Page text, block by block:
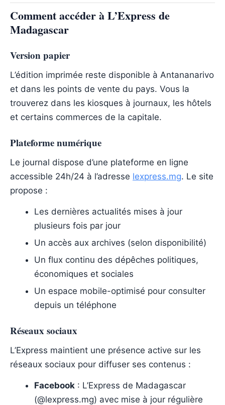
Comment accéder à L’Express de
Madagascar
Version papier
L’édition imprimée reste disponible à Antananarivo
et dans les points de vente du pays. Vous la
trouverez dans les kiosques à journaux, les hôtels
et certains commerces de la capitale.
Plateforme numérique
Le journal dispose d’une plateforme en ligne
accessible 24h/24 à l’adresse lexpress.mg. Le site
propose :
Les dernières actualités mises à jour
plusieurs fois par jour
Un accès aux archives (selon disponibilité)
Un flux continu des dépêches politiques,
économiques et sociales
Un espace mobile-optimisé pour consulter
depuis un téléphone
Réseaux sociaux
L’Express maintient une présence active sur les
réseaux sociaux pour diffuser ses contenus :
Facebook : L’Express de Madagascar
(@lexpress.mg) avec mise à jour régulière